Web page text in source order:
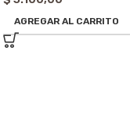
AGREGAR AL CARRITO